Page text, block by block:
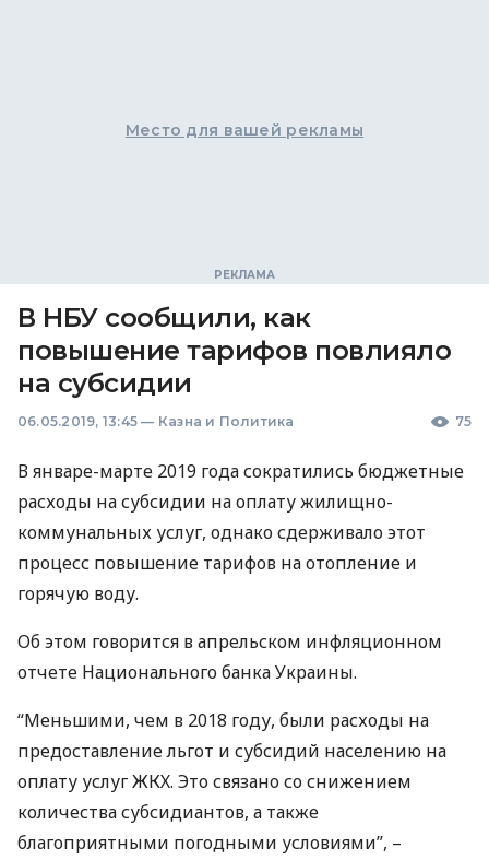
Место для вашей рекламы
В НБУ сообщили, как
повышение тарифов повлияло
на субсидии
06.05.2019, 13:45 — Казна и Политика 75
В январе-марте 2019 года сократились бюджетные
расходы на субсидии на оплату жилищно-
коммунальных услуг, однако сдерживало этот
процесс повышение тарифов на отопление и
горячую воду.
Об этом говорится в апрельском инфляционном
отчете Национального банка Украины.
“Меньшими, чем в 2018 году, были расходы на
предоставление льгот и субсидий населению на
оплату услугЖКХ. Это связано со снижением
количества субсидиантов, а также
благоприятными погодными условиями”, –